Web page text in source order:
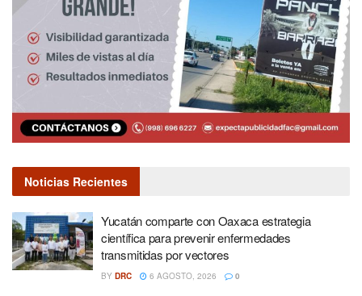
Noticias Recientes
Yucatán comparte con Oaxaca estrategia
científica para prevenir enfermedades
transmitidas por vectores
BY DRC 6 AGOSTO, 2026 0